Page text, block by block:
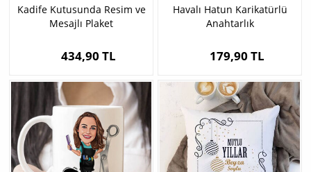
Kadife Kutusunda Resim ve
Mesajlı Plaket
434,90 TL
Havalı Hatun Karikatürlü
Anahtarlık
179,90 TL